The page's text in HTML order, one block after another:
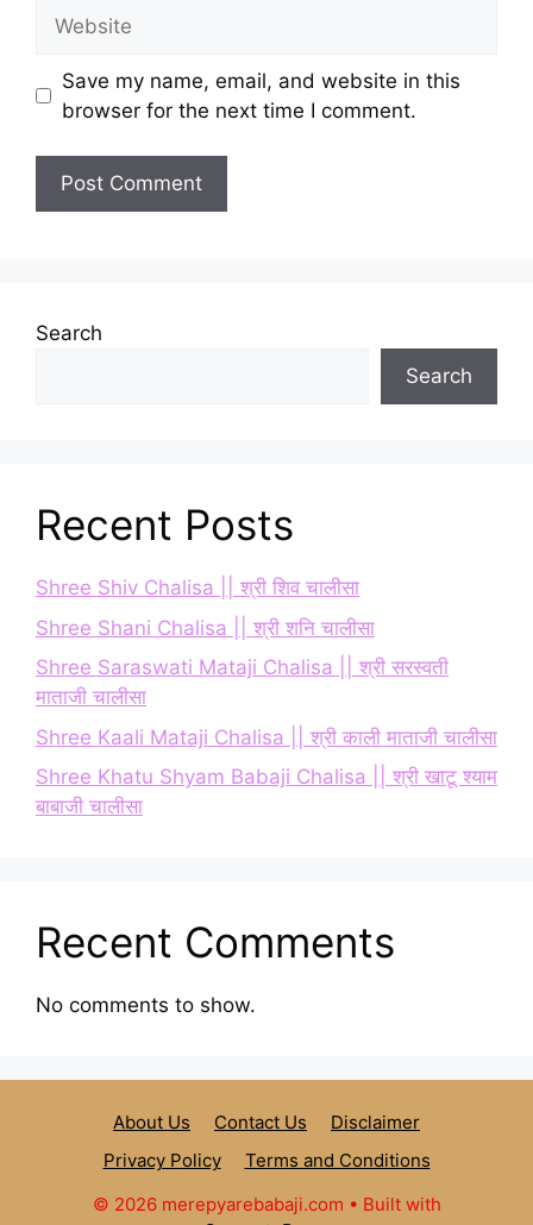
Save my name, email, and website in this
browser for the next time I comment.
Search
Search
Recent Posts
Shree Shiv Chalisa || श्री शिव चालीसा
Shree Shani Chalisa || श्री शनि चालीसा
Shree Saraswati Mataji Chalisa || श्री सरस्वती
माताजी चालीसा
Shree Kaali Mataji Chalisa || श्री काली माताजी चालीसा
Shree Khatu Shyam Babaji Chalisa || श्री खाटू श्याम
बाबाजी चालीसा
Recent Comments
No comments to show.
About Us Contact Us
Disclaimer
Privacy Policy
Terms and Conditions
© 2026 merepyarebabaji.com • Built with